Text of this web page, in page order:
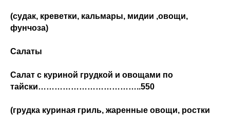
(судак, креветки, кальмары, мидии ,овощи,
фунчоза)
Салаты
Салат с куриной грудкой и овощами по
тайски………………………………..550
(грудка куриная гриль, жаренные овощи, ростки